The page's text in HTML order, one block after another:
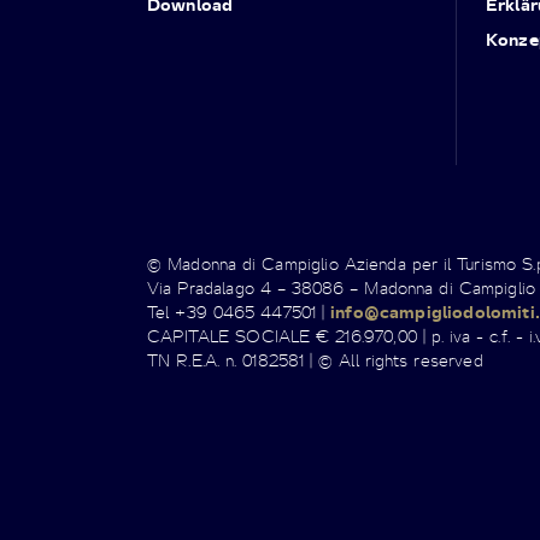
Download
© Madonna di Campiglio Azienda per il Turismo
Via Pradalago 4 – 38086 – Madonna di Campiglio
Tel +39 0465 447501 |
CAPITALE SOCIALE € 216.970,00 | p. iva - c.f. -
TN R.E.A. n. 0182581 | © All rights reserved